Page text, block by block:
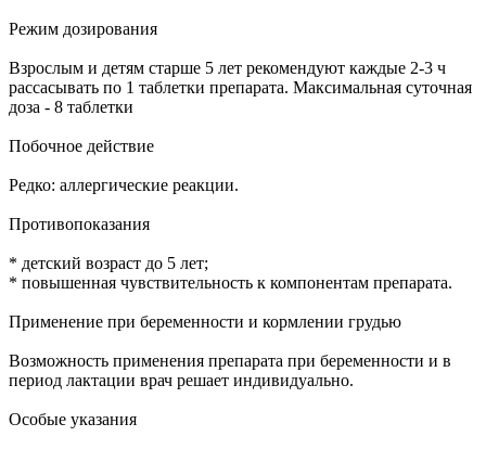
Режим дозирования
Взрослым и детям старше 5 лет рекомендуют каждые 2-3 ч
рассасывать по 1 таблетки препарата. Максимальная суточная
доза - 8 таблетки
Побочное действие
Редко: аллергические реакции.
Противопоказания
* детский возраст до 5 лет;
* повышенная чувствительность к компонентам препарата.
Применение при беременности и кормлении грудью
Возможность применения препарата при беременности и в
период лактации врач решает индивидуально.
Особые указания